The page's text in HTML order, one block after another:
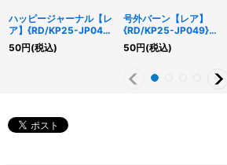
ハッピージャーナル【レ
ア】{RD/KP25-JP048}
《RD魔法》
50円(税込)
号外バーン【レア】
{RD/KP25-JP049}
《RD魔法》
50円(税込)